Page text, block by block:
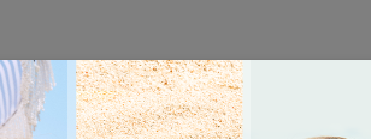
de Clientes(2)